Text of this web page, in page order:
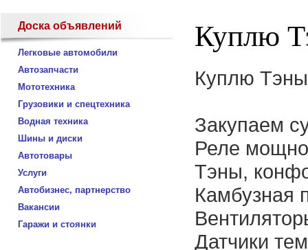
Доска объявлений
Легковые автомобили
Автозапчасти
Мототехника
Грузовики и спецтехника
Водная техника
Шины и диски
Автотовары
Услуги
Автобизнес, партнерство
Вакансии
Гаражи и стоянки
Куплю
Куплю
Закупаем
Реле
Тэны,
Камбузная
Датчики